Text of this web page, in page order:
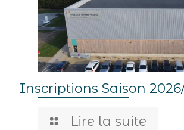
Inscriptions Saison
Lire la suite